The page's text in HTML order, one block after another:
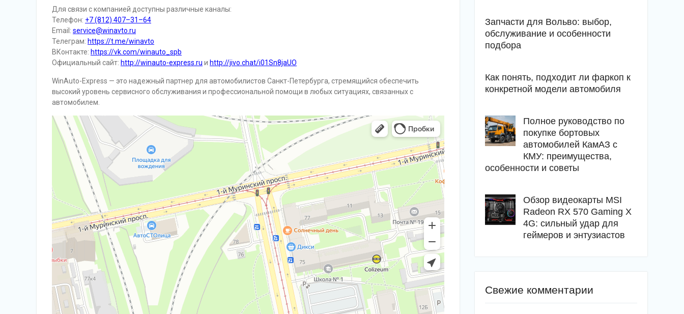
Для связи с компанией доступны различные каналы:
Телефон: +7 (812) 407–31–64
Email: service@winavto.ru
Телеграм: https://t.me/winavto
ВКонтакте: https://vk.com/winauto_spb
Официальный сайт: http://winauto-express.ru и http://jivo.chat/i01Sn8jaUO
WinAuto-Express — это надежный партнер для автомобилистов Санкт-Петербурга, стремящийся обеспечить
высокий уровень сервисного обслуживания и профессиональной помощи в любых ситуациях, связанных с
автомобилем.
Запчасти для Вольво: выбор,
обслуживание и особенности
подбора
Как понять, подходит ли фаркоп к
конкретной модели автомобиля
Полное руководство по
покупке бортовых
автомобилей КамАЗ с
КМУ: преимущества,
особенности и советы
Обзор видеокарты MSI
Radeon RX 570 Gaming X
4G: сильный удар для
геймеров и энтузиастов
Свежие комментарии